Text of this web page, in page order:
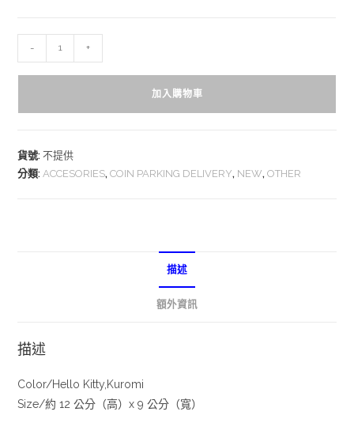
- +
加入購物車
貨號:不提供
分類: ACCESORIES,COIN PARKING DELIVERY, NEW,OTHER
描述
額外資訊
描述
Color/Hello Kitty,Kuromi
Size/約 12 公分（高）x 9 公分（寬）